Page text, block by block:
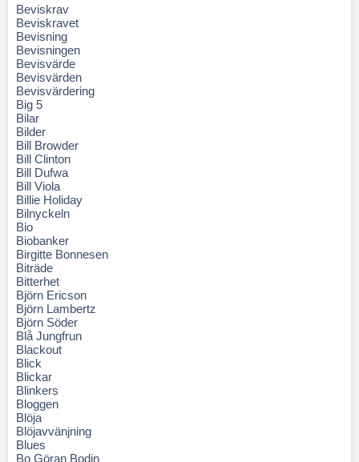
Beviskrav
Beviskravet
Bevisning
Bevisningen
Bevisvärde
Bevisvärden
Bevisvärdering
Big 5
Bilar
Bilder
Bill Browder
Bill Clinton
Bill Dufwa
Bill Viola
Billie Holiday
Bilnyckeln
Bio
Biobanker
Birgitte Bonnesen
Biträde
Bitterhet
Björn Ericson
Björn Lambertz
Björn Söder
Blå Jungfrun
Blackout
Blick
Blickar
Blinkers
Bloggen
Blöja
Blöjavvänjning
Blues
Bo Göran Bodin